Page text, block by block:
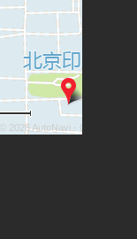
© 2026 AutoNavi -